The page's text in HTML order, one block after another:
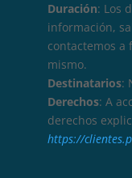
Duración: Los
información,
contactemos
mismo.
Destinatarios:
Derechos: A
derechos
https://